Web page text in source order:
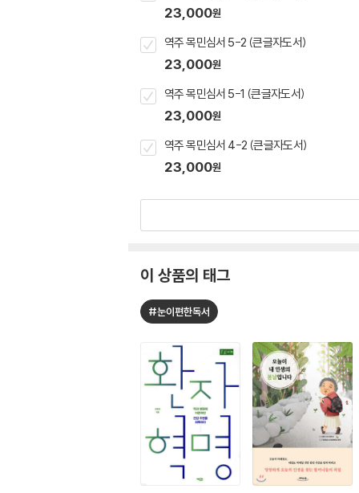
23,000원
역주 목민심서 5-2 (큰글자도서)
23,000원
역주 목민심서 5-1 (큰글자도서)
23,000원
역주 목민심서 4-2 (큰글자도서)
23,000원
이 상품의 태그
#눈이편한독서